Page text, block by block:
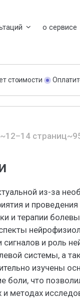
о сервисе
стоимости
~12–14 страниц
из-за
и
и терапии
и роль
системы, а
изучены
боли, что
методах